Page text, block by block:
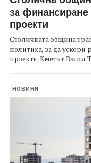
за
проекти
Столичната община
политика, за да ускори
проекти. Кметът Васил
НОВИНИ